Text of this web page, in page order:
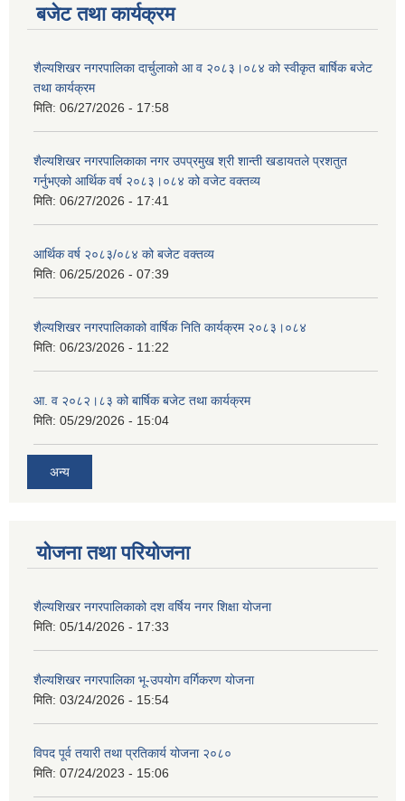
बजेट तथा कार्यक्रम
शैल्यशिखर नगरपालिका दार्चुलाको आ व २०८३।०८४ को स्वीकृत बार्षिक बजेट
तथा कार्यक्रम
मिति: 06/27/2026 - 17:58
शैल्यशिखर नगरपालिकाका नगर उपप्रमुख श्री शान्ती खडायतले प्रशतुत
गर्नुभएको आर्थिक वर्ष २०८३।०८४ को वजेट वक्तव्य
मिति: 06/27/2026 - 17:41
आर्थिक वर्ष २०८३/०८४ को बजेट वक्तव्य
मिति: 06/25/2026 - 07:39
शैल्यशिखर नगरपालिकाको वार्षिक निति कार्यक्रम २०८३।०८४
मिति: 06/23/2026 - 11:22
आ. व २०८२।८३ को बार्षिक बजेट तथा कार्यक्रम
मिति: 05/29/2026 - 15:04
अन्य
योजना तथा परियोजना
शैल्यशिखर नगरपालिकाको दश वर्षिय नगर शिक्षा योजना
मिति: 05/14/2026 - 17:33
शैल्यशिखर नगरपालिका भू-उपयोग वर्गिकरण योजना
मिति: 03/24/2026 - 15:54
विपद पूर्व तयारी तथा प्रतिकार्य योजना २०८०
मिति: 07/24/2023 - 15:06